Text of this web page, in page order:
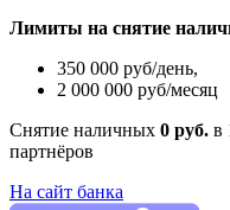
Лимиты на снятие
350 000 руб/день,
2 000 000 руб/месяц
Снятие наличных 0 руб. в
партнёров
На сайт банка